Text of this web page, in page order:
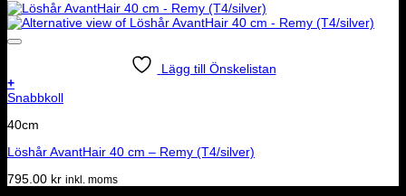
Lägg till Önskelistan
+
Snabbkoll
40cm
Löshår AvantHair 40 cm – Remy (T4/silver)
795.00 kr inkl. moms